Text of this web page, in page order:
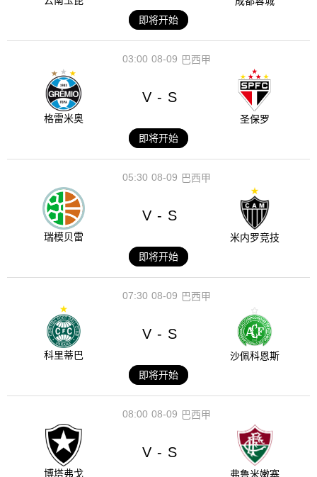
即将开始
08-09
03:00 巴西甲
格雷米奥
V - S
圣保罗
即将开始
08-09
05:30 巴西甲
瑞模贝雷
V - S
米内罗竞技
即将开始
08-09
07:30 巴西甲
科里蒂巴
V - S
沙佩科恩斯
即将开始
08-09
08:00 巴西甲
博塔弗戈
V - S
弗鲁米嫩塞